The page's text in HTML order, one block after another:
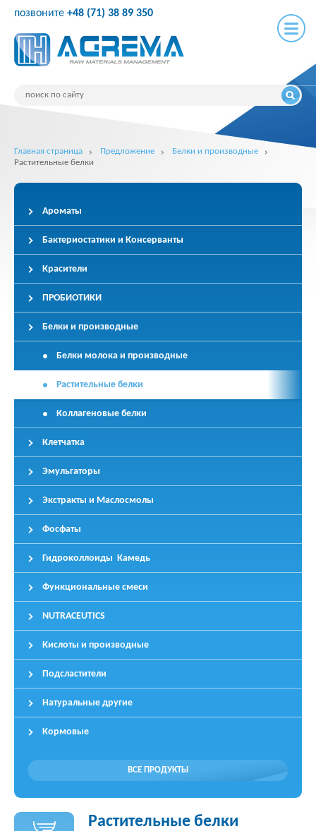
позвоните +48 (71) 38 89 350
Главная страница Предложение
Белки и производные
Растительные белки
Ароматы
Бактериостатики и Консерванты
Красители
ПРОБИОТИКИ
Белки и производные
Белки молока и производные
Растительные белки
Коллагеновые белки
Клетчатка
Эмульгаторы
Экстракты и Маслосмолы
Фосфаты
Гидроколлоиды Камедь
Функциональные смеси
NUTRACEUTICS
Кислоты и производные
Подсластители
Натуральные другие
Кормовые
ВСЕ ПРОДУКТЫ
Растительные белки